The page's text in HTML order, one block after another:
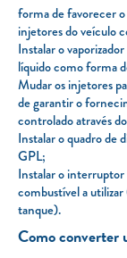
forma de favorecer
injetores do veículo
Instalar o
líquido como forma
Mudar os injetores
de garantir o
controlado através
Instalar o quadro de
GPL;
Instalar o interruptor
combustível a
tanque).
Como converter